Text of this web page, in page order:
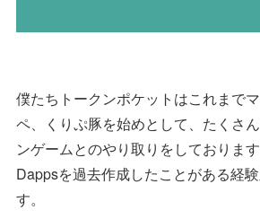
僕たちトークンポケットはこれまで
ペ、くりぷ豚を始めとして、たくさ
ンゲームとのやり取りをしておりま
Dappsを過去作成したことがある経
す。